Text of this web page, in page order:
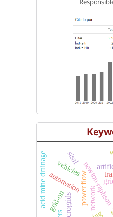
power flow
newton-
automation
network
acid mine drainage
microgrids
grid-on
vehicles
sisal